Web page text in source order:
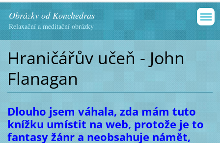
Obrázky od Konchedras
Relaxační a meditační obrázky
Hraničářův učeň - John
Flanagan
Dlouho jsem váhala, zda mám tuto
knížku umístit na web, protože je to
fantasy žánr a neobsahuje námět,